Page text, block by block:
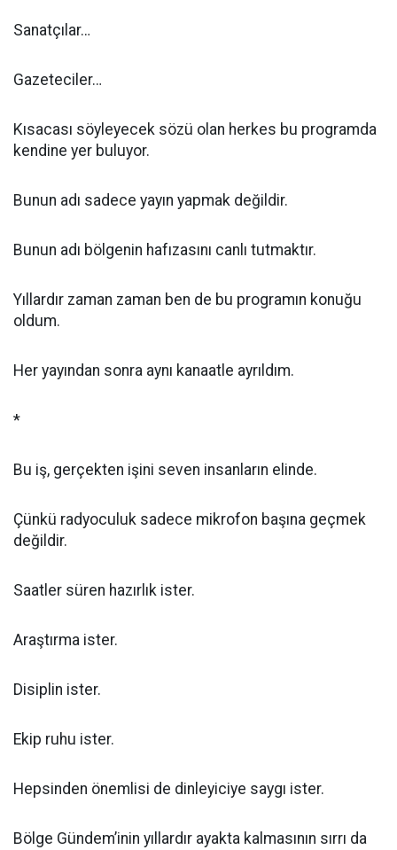
Sanatçılar…
Gazeteciler…
Kısacası söyleyecek sözü olan herkes bu programda
kendine yer buluyor.
Bunun adı sadece yayın yapmak değildir.
Bunun adı bölgenin hafızasını canlı tutmaktır.
Yıllardır zaman zaman ben de bu programın konuğu
oldum.
Her yayından sonra aynı kanaatle ayrıldım.
*
Bu iş, gerçekten işini seven insanların elinde.
Çünkü radyoculuk sadece mikrofon başına geçmek
değildir.
Saatler süren hazırlık ister.
Araştırma ister.
Disiplin ister.
Ekip ruhu ister.
Hepsinden önemlisi de dinleyiciye saygı ister.
Bölge Gündem’inin yıllardır ayakta kalmasının sırrı da